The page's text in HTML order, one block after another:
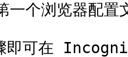
一个浏览器配置
即可在